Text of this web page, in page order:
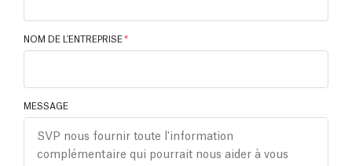
NOM DE L'ENTREPRISE*
MESSAGE